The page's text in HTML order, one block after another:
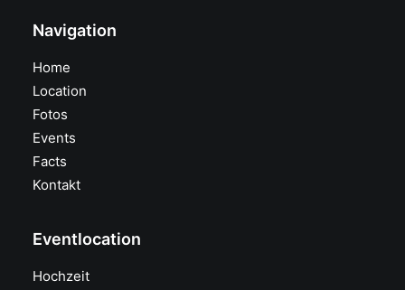
Navigation
Home
Location
Fotos
Events
Facts
Kontakt
Eventlocation
Hochzeit